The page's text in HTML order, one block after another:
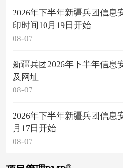
2026年下半年新疆兵团信息
印时间10月19日开始
08-07
新疆兵团2026年下半年信息
及网址
08-07
2026年下半年新疆兵团信息
月17日开始
08-07
®